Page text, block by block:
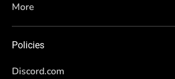
More
Policies
Discord.com